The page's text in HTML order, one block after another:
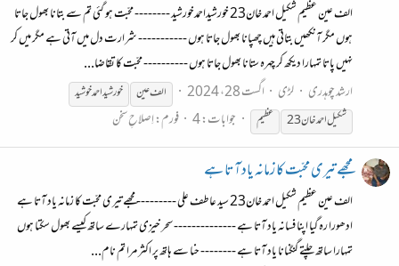
الف عین عظیم شکیل احمد خان23 خورشیداحمدخورشید -------- محبّت ہو گئی تم سے بتانا بھول جاتا
ہوں مگر آنکھیں بتاتی ہیں چھپانا بھول جاتا ہوں ----------- شرارت دل میں آتی ہے مگر میں کر
نہیں پاتا تمہارا دیکھ کر چہرہ ستانا بھول جاتا ہوں ---------- محبّت کا تقاضا...
ارشد چوہدری
لڑی اگست 28، 2024 الف عین
خورشید احمد خوشید
شکیل احمد خان23
عظیم جوابات: 4 فورم:اِصلاحِ سخن
مجھے تیری محبّت کا زمانہ یاد آتا ہے
الف عین عظیم شکیل احمد خان23 سید عاطف علی --------- مجھے تیری محبّت کا زمانہ یاد آتا ہے
ادھورا رہ گیا اپنا فسانہ یاد آتا ہے -------------- سحر خیزی تمہارے ساتھ کیسے بھول سکتا ہوں
تمہارا ساتھ چلتے گنگنانا یاد آتا ہے -------- حنا سے ہاتھ پر اکثر مرا تم نام...